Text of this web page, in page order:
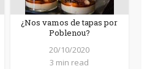
¿Nos vamos de tapas por
Poblenou?
20/10/2020
3 min read